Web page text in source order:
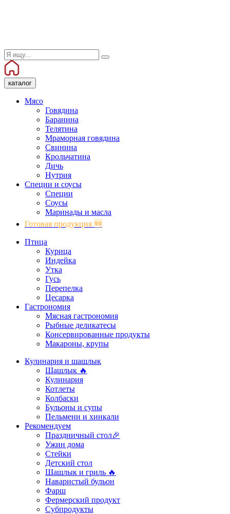
каталог
Мясо
Говядина
Баранина
Телятина
Мраморная говядина
Свинина
Крольчатина
Дичь
Нутрия
Специи и соусы
Специи
Соусы
Маринады и масла
Готовая продукция 🆕
Птица
Курица
Индейка
Утка
Гусь
Перепелка
Цесарка
Гастрономия
Мясная гастрономия
Рыбные деликатесы
Консервированные продукты
Макароны, крупы
Кулинария и шашлык
Шашлык 🔥
Кулинария
Котлеты
Колбаски
Бульоны и супы
Пельмени и хинкали
Рекомендуем
Праздничный стол🎉
Ужин дома
Стейки
Детский стол
Шашлык и гриль 🔥
Наваристый бульон
Фарш
Фермерский продукт
Субпродукты